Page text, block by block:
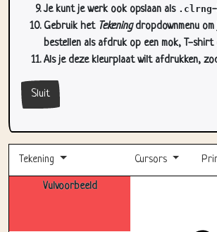
Je kunt je werk ook opslaan als .clrng
Gebruik het Tekeningdropdownmenu
bestellen als afdruk op een mok, T-shirt
Als je deze kleurplaat wilt afdrukken,
Sluit
Tekening Cursors
Vulvoorbeeld